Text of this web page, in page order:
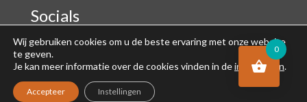
Socials
Wij gebruiken cookies om u de beste ervaring met onze website
te geven.
Je kan meer informatie over de cookies vinden in deinstellingen.
Accepteer Instellingen
0